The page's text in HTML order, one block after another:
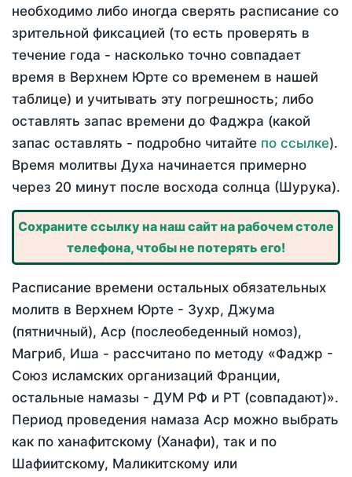
необходимо либо иногда сверять расписание со
зрительной фиксацией (то есть проверять в
течение года - насколько точно совпадает
время в Верхнем Юрте со временем в нашей
таблице) и учитывать эту погрешность; либо
оставлять запас времени до Фаджра (какой
запас оставлять - подробно читайте по ссылке).
Время молитвы Духа начинается примерно
через 20 минут после восхода солнца (Шурука).
Сохраните ссылку на наш сайт на рабочем столе
телефона, чтобы не потерять его!
Расписание времени остальных обязательных
молитв в Верхнем Юрте - Зухр, Джума
(пятничный), Аср (послеобеденный номоз),
Магриб, Иша - рассчитано по методу «Фаджр -
Союз исламских организаций Франции,
остальные намазы - ДУМ РФ и РТ (совпадают)».
Период проведения намаза Аср можно выбрать
как по ханафитскому (Ханафи), так и по
Шафиитскому, Маликитскому или